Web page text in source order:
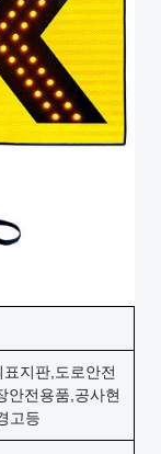
지판,도로안전
안전용품,공사현
고등